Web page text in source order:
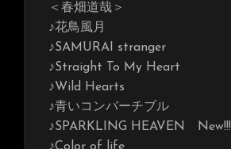
＜春畑道哉＞
♪花鳥風月
♪SAMURAI stranger
♪Straight To My Heart
♪Wild Hearts
♪青いコンバーチブル
♪SPARKLING HEAVEN New!!!